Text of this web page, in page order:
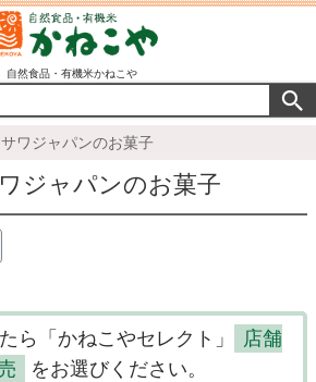
自然食品・有機米かねこや
ワジャパンのお菓子
ジャパンのお菓子
ら「かねこやセレクト」
店舗
をお選びください。